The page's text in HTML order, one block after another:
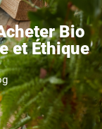
Bio
et Éthique